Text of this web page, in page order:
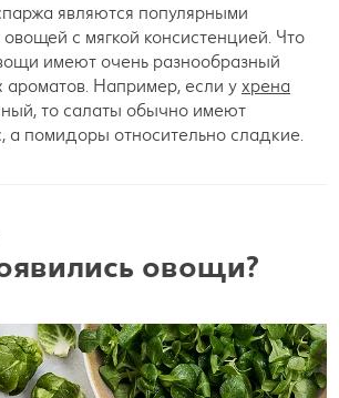
являются популярными
с мягкой консистенцией. Что
имеют очень разнообразный
ароматов. Например, если у хрена
то салаты обычно имеют
а помидоры относительно сладкие.
овощи?